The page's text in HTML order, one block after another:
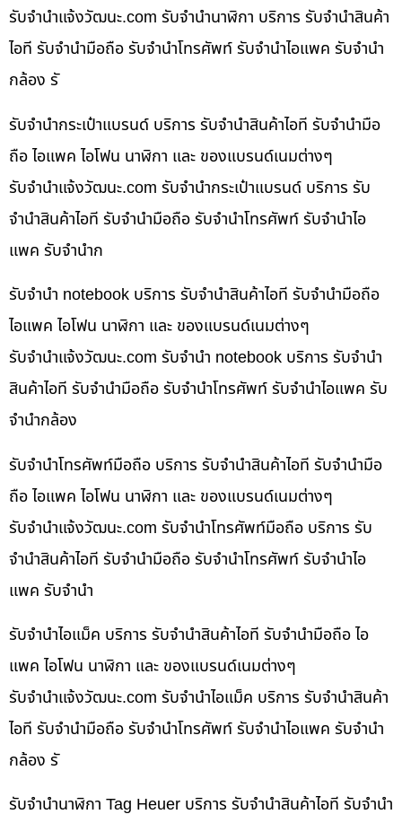
รับจํานําแจ้งวัฒนะ.com รับจำนำนาฬิกา บริการ รับจำนำสินค้า
ไอที รับจำนำมือถือ รับจำนำโทรศัพท์ รับจำนำไอแพค รับจำนำ
กล้อง รั
รับจำนำกระเป๋าแบรนด์ บริการ รับจำนำสินค้าไอที รับจำนำมือ
ถือ ไอแพค ไอโฟน นาฬิกา และ ของแบรนด์เนมต่างๆ
รับจํานําแจ้งวัฒนะ.com รับจำนำกระเป๋าแบรนด์ บริการ รับ
จำนำสินค้าไอที รับจำนำมือถือ รับจำนำโทรศัพท์ รับจำนำไอ
แพค รับจำนำก
รับจำนำ notebook บริการ รับจำนำสินค้าไอที รับจำนำมือถือ
ไอแพค ไอโฟน นาฬิกา และ ของแบรนด์เนมต่างๆ
รับจํานําแจ้งวัฒนะ.com รับจำนำ notebook บริการ รับจำนำ
สินค้าไอที รับจำนำมือถือ รับจำนำโทรศัพท์ รับจำนำไอแพค รับ
จำนำกล้อง
รับจำนำโทรศัพท์มือถือ บริการ รับจำนำสินค้าไอที รับจำนำมือ
ถือ ไอแพค ไอโฟน นาฬิกา และ ของแบรนด์เนมต่างๆ
รับจํานําแจ้งวัฒนะ.com รับจำนำโทรศัพท์มือถือ บริการ รับ
จำนำสินค้าไอที รับจำนำมือถือ รับจำนำโทรศัพท์ รับจำนำไอ
แพค รับจำนำ
รับจำนำไอแม็ค บริการ รับจำนำสินค้าไอที รับจำนำมือถือ ไอ
แพค ไอโฟน นาฬิกา และ ของแบรนด์เนมต่างๆ
รับจํานําแจ้งวัฒนะ.com รับจำนำไอแม็ค บริการ รับจำนำสินค้า
ไอที รับจำนำมือถือ รับจำนำโทรศัพท์ รับจำนำไอแพค รับจำนำ
กล้อง รั
รับจำนำนาฬิกา Tag Heuer บริการ รับจำนำสินค้าไอที รับจำนำ